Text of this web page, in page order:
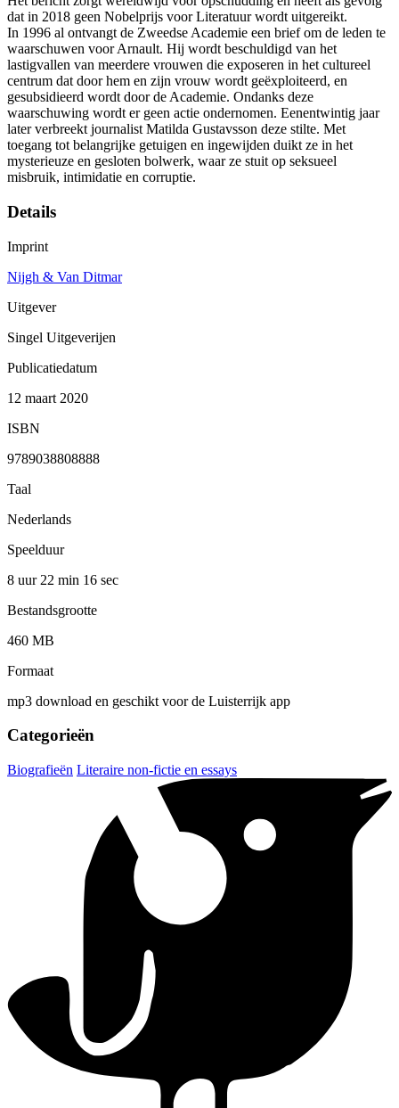
dat in 2018 geen Nobelprijs voor Literatuur wordt uitgereikt.
In 1996 al ontvangt de Zweedse Academie een brief om de leden te
waarschuwen voor Arnault. Hij wordt beschuldigd van het
lastigvallen van meerdere vrouwen die exposeren in het cultureel
centrum dat door hem en zijn vrouw wordt geëxploiteerd, en
gesubsidieerd wordt door de Academie. Ondanks deze
waarschuwing wordt er geen actie ondernomen. Eenentwintig jaar
later verbreekt journalist Matilda Gustavsson deze stilte. Met
toegang tot belangrijke getuigen en ingewijden duikt ze in het
mysterieuze en gesloten bolwerk, waar ze stuit op seksueel
misbruik, intimidatie en corruptie.
Details
Imprint
Nijgh & Van Ditmar
Uitgever
Singel Uitgeverijen
Publicatiedatum
12 maart 2020
ISBN
9789038808888
Taal
Nederlands
Speelduur
8 uur 22 min 16 sec
Bestandsgrootte
460 MB
Formaat
mp3 download en geschikt voor de Luisterrijk app
Categorieën
Biografieën Literaire non-fictie en essays